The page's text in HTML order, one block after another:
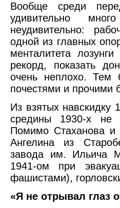
Вообще среди
удивительно
неудивительно:
одной из главных
менталитета
рекорд, показать
очень неплохо. Тем
почестями и прочими
Из взятых навскидку
средины 1930-х
Помимо Стаханова и
Ангелина из
завода им. Ильича
1941-ом при
фашистами),
«Я не отрывал глаз